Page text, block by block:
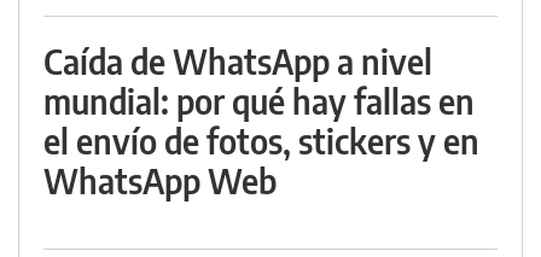
Caída de WhatsApp a nivel
mundial: por qué hay fallas en
el envío de fotos, stickers y en
WhatsApp Web